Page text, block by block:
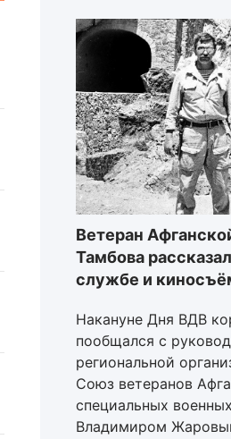
Ветеран
Тамбова
службе и
Накануне Дня ВДВ
пообщался с
региональной
Союз ветеранов
специальных
Владимиром